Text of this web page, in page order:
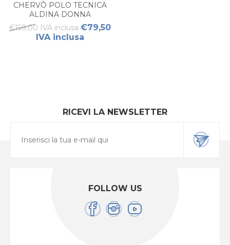
CHERVÒ POLO TECNICA
ALDINA DONNA
€159,00 IVA inclusa €79,50
IVA inclusa
RICEVI LA NEWSLETTER
FOLLOW US